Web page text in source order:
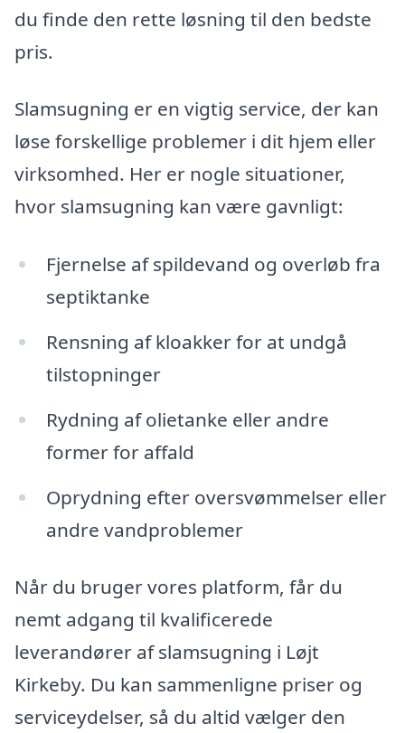
du finde den rette løsning til den bedste
pris.
Slamsugning er en vigtig service, der kan
løse forskellige problemer i dit hjem eller
virksomhed. Her er nogle situationer,
hvor slamsugning kan være gavnligt:
Fjernelse af spildevand og overløb fra
septiktanke
Rensning af kloakker for at undgå
tilstopninger
Rydning af olietanke eller andre
former for affald
Oprydning efter oversvømmelser eller
andre vandproblemer
Når du bruger vores platform, får du
nemt adgang til kvalificerede
leverandører af slamsugning i Løjt
Kirkeby. Du kan sammenligne priser og
serviceydelser, så du altid vælger den